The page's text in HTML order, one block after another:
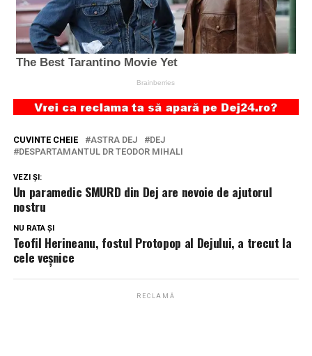
CUVINTE CHEIE ASTRA DEJ
DEJ
DESPARTAMANTUL DR TEODOR MIHALI
VEZI ȘI:
Un paramedic SMURD din Dej are nevoie de ajutorul
nostru
NU RATA ȘI
Teofil Herineanu, fostul Protopop al Dejului, a trecut la
cele veșnice
RECLAMĂ